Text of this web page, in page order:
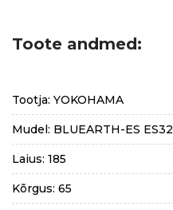
Toote andmed:
Tootja: YOKOHAMA
Mudel: BLUEARTH-ES ES32
Laius: 185
Kõrgus: 65